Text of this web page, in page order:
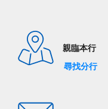
親臨本行
尋找分行